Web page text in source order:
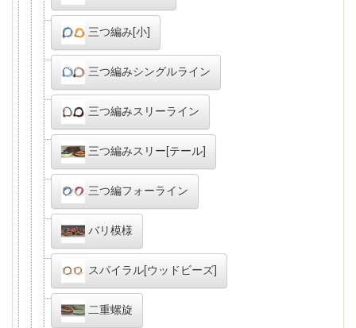
三つ編み[小]
三つ編みシングルライン
三つ編みスリーライン
三つ編みスリー[テール]
三つ編フォーライン
バリ模様
スパイラル[ウッドビーズ]
二重螺旋